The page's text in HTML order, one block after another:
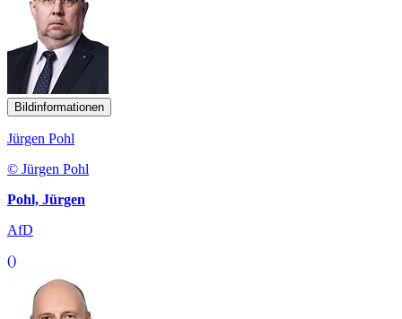
Bildinformationen
Jürgen Pohl
© Jürgen Pohl
Pohl, Jürgen
AfD
()